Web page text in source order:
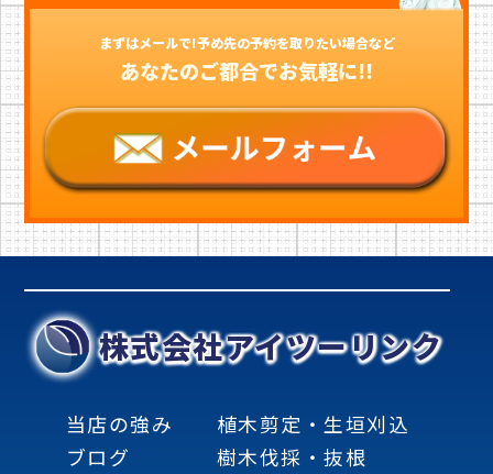
まずはメールで!予め先の予約を取りたい場合など
あなたのご都合でお気軽に!!
株式会社アイツーリンク
当店の強み
ブログ
植木剪定・生垣刈込
樹木伐採・抜根